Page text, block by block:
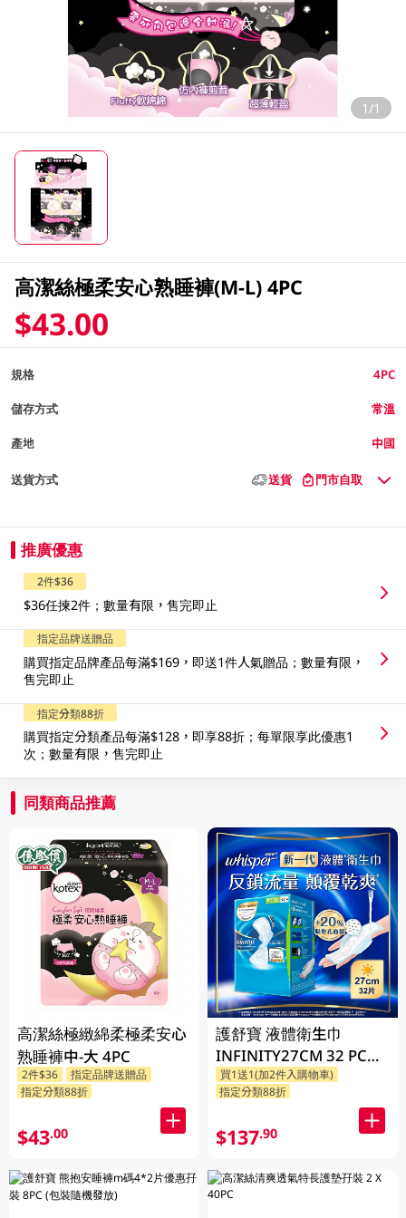
1/1
高潔絲極柔安心熟睡褲(M-L) 4PC
$43.00
規格 4PC
儲存方式 常溫
產地 中國
送貨方式 送貨 門市自取
推廣優惠
2件$36
$36任揀2件；數量有限，售完即止
指定品牌送贈品
購買指定品牌產品每滿$169，即送1件人氣贈品；數量有限，
售完即止
指定分類88折
購買指定分類產品每滿$128，即享88折；每單限享此優惠1
次；數量有限，售完即止
同類商品推薦
高潔絲極緻綿柔極柔安心
熟睡褲中-大 4PC
2件$36
指定品牌送贈品
指定分類88折
$43.00
護舒寶 液體衛生巾
INFINITY27CM 32 PC
(包裝隨機發放)
買1送1(加2件入購物車)
指定分類88折
$137.90